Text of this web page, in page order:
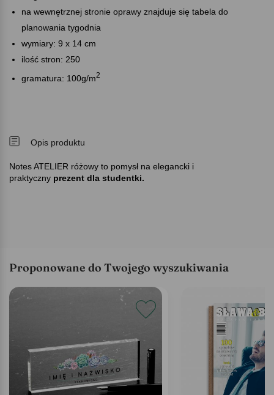
na wewnętrznej stronie oprawy znajduje się tabela do
planowania tygodnia
wymiary: 9 x 14 cm
ilość stron: 250
gramatura: 100g/m2
Opis produktu
Notes ATELIER różowy to pomysł na elegancki i
praktyczny prezent dla studentki.
Proponowane do Twojego wyszukiwania